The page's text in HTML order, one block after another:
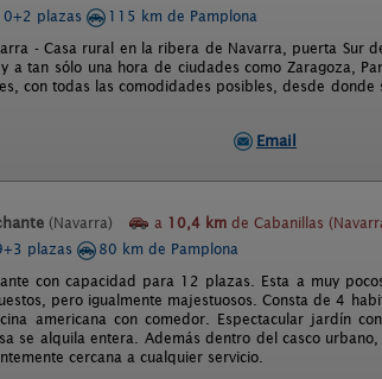
plazas
115 km de Pamplona
- Casa rural en la ribera de Navarra, puerta Sur
a tan sólo una hora de ciudades como Zaragoza,
con todas las comodidades posibles, desde
Email
(Navarra) a 10,4 km de Cabanillas
plazas
80 km de Pamplona
con capacidad para 12 plazas. Esta a muy
pero igualmente majestuosos. Consta de 4
americana con comedor. Espectacular jardín
se alquila entera. Además dentro del casco
cercana a cualquier servicio.